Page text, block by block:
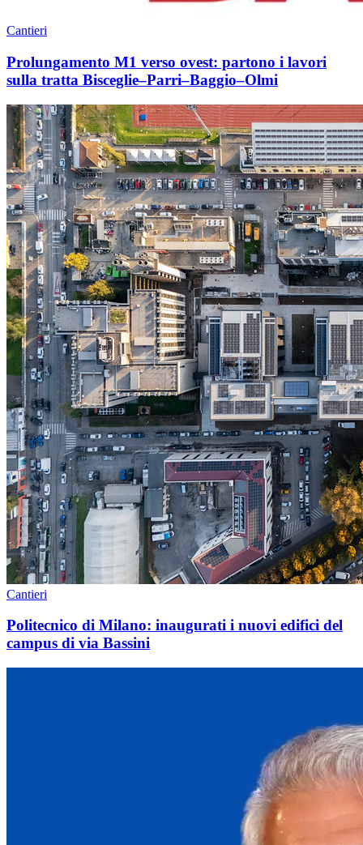
Cantieri
Prolungamento M1 verso ovest: partono i lavori
sulla tratta Bisceglie–Parri–Baggio–Olmi
Cantieri
Politecnico di Milano: inaugurati i nuovi edifici del
campus di via Bassini